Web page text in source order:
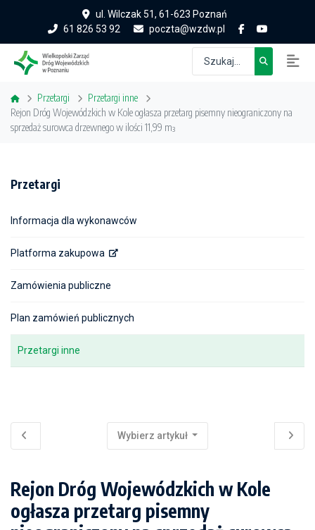
ul. Wilczak 51, 61-623 Poznań
61 826 53 92
poczta@wzdw.pl
Przetargi
Przetargi inne
Rejon Dróg Wojewódzkich w Kole ogłasza przetarg pisemny nieograniczony na
sprzedaż surowca drzewnego w ilości 11,99 m³
Przetargi
Informacja dla wykonawców
Platforma zakupowa
Zamówienia publiczne
Plan zamówień publicznych
Przetargi inne
Wybierz artykuł
Rejon Dróg Wojewódzkich w Kole
ogłasza przetarg pisemny